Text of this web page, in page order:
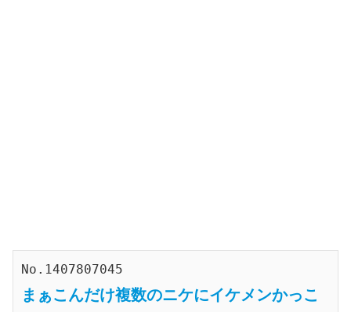
No.1407807045
まぁこんだけ複数のニケにイケメンかっこ